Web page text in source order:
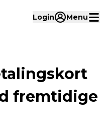
Login Menu
fremtidige